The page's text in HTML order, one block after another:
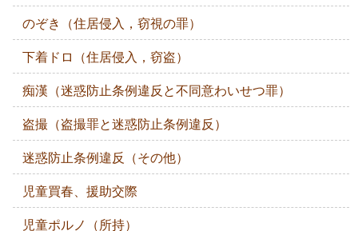
のぞき（住居侵入，窃視の罪）
下着ドロ（住居侵入，窃盗）
痴漢（迷惑防止条例違反と不同意わいせつ罪）
盗撮（盗撮罪と迷惑防止条例違反）
迷惑防止条例違反（その他）
児童買春、援助交際
児童ポルノ（所持）